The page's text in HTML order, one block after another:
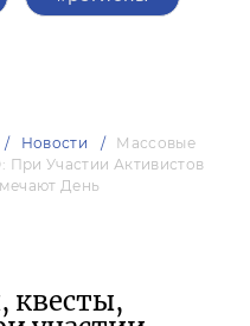
Новости
Массовые
При Участии Активистов
День
квесты,